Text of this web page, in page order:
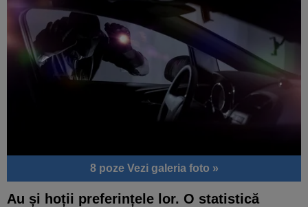
8 poze Vezi galeria foto »
Au și hoții preferințele lor. O statistică